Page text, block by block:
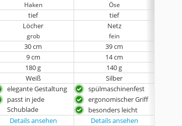
Haken Öse
tief
tief
Löcher
grob
Netz
fein
30 cm
39 cm
9 cm
14 cm
180 g
140 g
Weiß Silber
elegante Gestaltung
passt in jede
Schublade
spülmaschinenfest
ergonomischer Griff
besonders leicht
Details ansehen
Details ansehen